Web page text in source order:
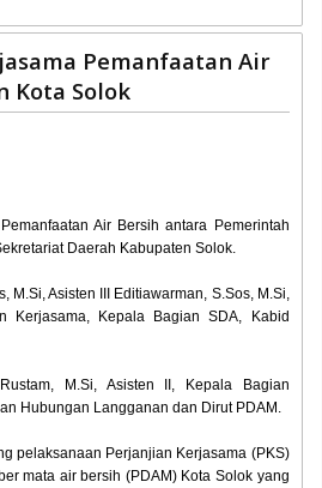
Pemanfaatan Air
Kota Solok
Air Bersih antara Pemerintah
Daerah Kabupaten Solok.
Asisten III Editiawarman, S.Sos, M.Si,
Kerjasama, Kepala Bagian SDA, Kabid
M.Si, Asisten II, Kepala Bagian
Hubungan Langganan dan Dirut PDAM.
pelaksanaan Perjanjian Kerjasama (PKS)
mata air bersih (PDAM) Kota Solok yang